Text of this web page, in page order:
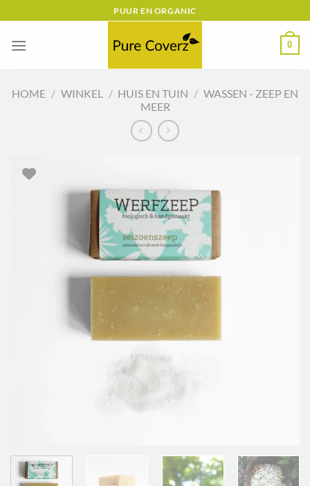
naar
inhoud
PUUR EN ORGANIC
0
HOME / WINKEL / HUIS EN TUIN / WASSEN - ZEEP EN
MEER